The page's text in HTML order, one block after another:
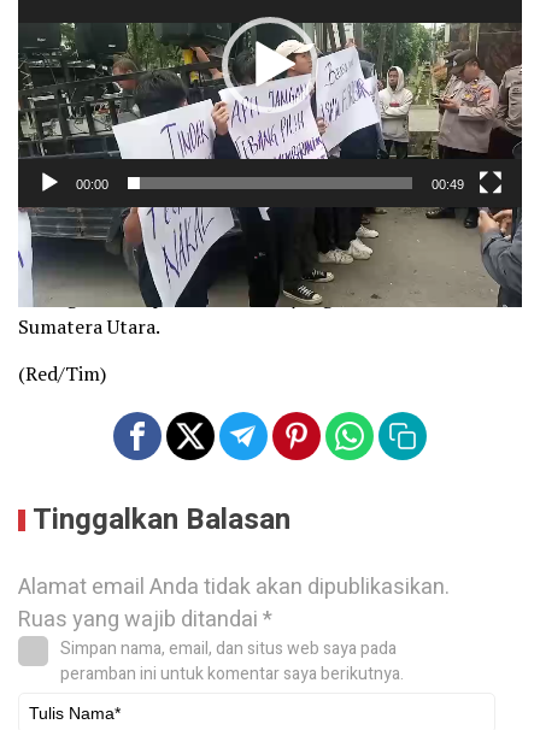
00:00 00:49
Ketua Umum PERMAK Sumut Asril Hasibuan, berharap
Kejatisu dapat menindak tegas oknum jaksa nakal untuk
menegakkan supremasi hukum yang adil di Provinsi
Sumatera Utara.
(Red/Tim)
Tinggalkan Balasan
Alamat email Anda tidak akan dipublikasikan.
Ruas yang wajib ditandai*
Simpan nama, email, dan situs web saya pada
peramban ini untuk komentar saya berikutnya.